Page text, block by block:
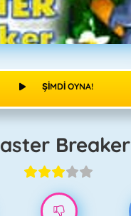
ŞIMDI OYNA!
Easter Breaker